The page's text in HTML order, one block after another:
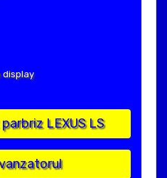
display
LEXUS LS